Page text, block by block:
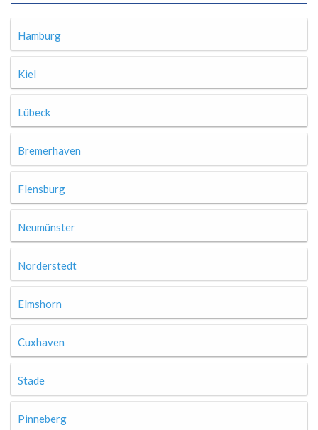
Hamburg
Kiel
Lübeck
Bremerhaven
Flensburg
Neumünster
Norderstedt
Elmshorn
Cuxhaven
Stade
Pinneberg